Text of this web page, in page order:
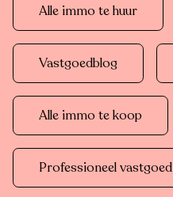
Alle immo te huur
Vastgoedblog
Alle immo te koop
Professioneel vastgoed